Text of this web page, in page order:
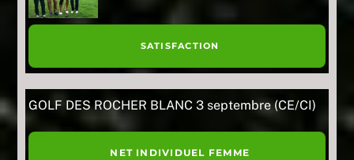
SATISFACTION
GOLF DES ROCHER BLANC 3 septembre (CE/CI)
NET INDIVIDUEL FEMME